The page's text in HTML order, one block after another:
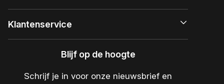
Klantenservice
Blijf op de hoogte
Schrijf je in voor onze nieuwsbrief en